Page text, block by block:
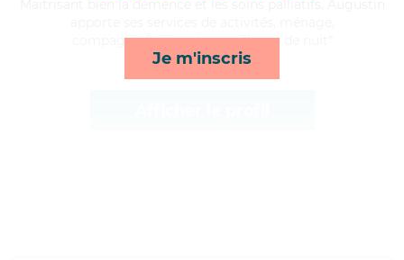
Je m'inscris
compagnie/loisirs et surveillance de nuit*